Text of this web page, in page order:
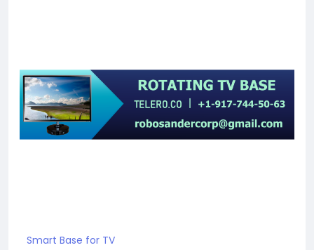
Smart Base for TV